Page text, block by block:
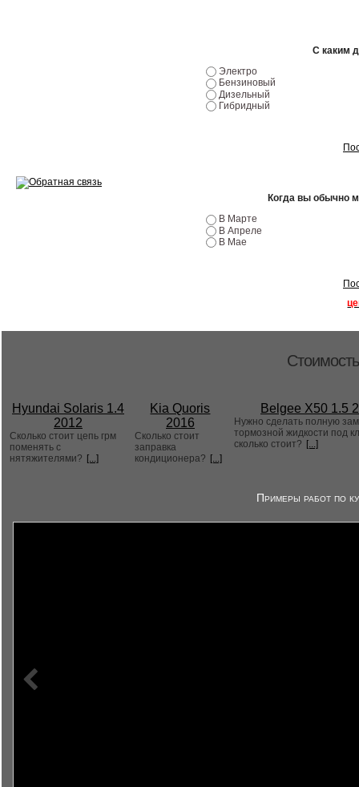
С каким
Электро
Бензиновый
Дизельный
Гибридный
Когда вы обычно
В Марте
В Апреле
В Мае
Hyundai Solaris 1.4
2012
Сколько стоит цепь грм
поменять с
нятяжителями? [...]
Kia Quoris
2016
Сколько стоит
заправка
кондиционера? [...]
Belgee X50 1.5
Нужно сделать полную
тормозной жидкости под
сколько стоит? [...]
Примеры работ по